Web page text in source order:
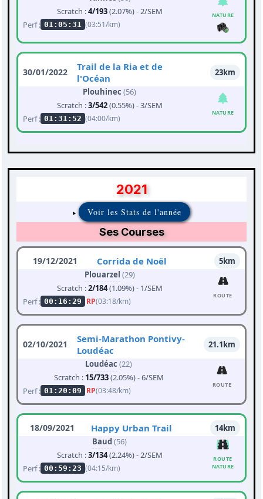
Scratch :4/193(2.07%) - 2/SEM
Perf : 01:05:31 (03:51/km)
NATURE
30/01/2022
Trail de la Ria et de
l'Océan
23km
Plouhinec (56)
Scratch :3/542(0.55%) - 3/SEM
Perf : 01:31:52 (04:00/km)
NATURE
2021
Voir les Stats de l'année
Ses Courses
19/12/2021 Corrida de Noël
5km
Plouarzel (29)
Scratch :2/184(1.09%) - 1/SEM
Perf : 00:16:29 RP(03:18/km)
ROUTE
02/10/2021
Semi-Marathon Pontivy-
Loudéac
21.1km
Loudéac (22)
Scratch : 15/733(2.05%) - 6/SEM
Perf : 01:20:09 RP(03:48/km)
ROUTE
18/09/2021 Happy Urban Trail
14km
Baud(56)
Scratch :3/134(2.24%) - 2/SEM
Perf : 00:59:23 (04:15/km)
ROUTE
NATURE